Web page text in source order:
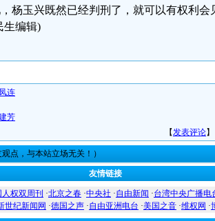
杨玉兴既然已经判刑了，就可以有权利会
生编辑)
连
芳
【发表评论
点，与本站立场无关！）
友情链接
权双周刊 ·北京之春 ·中央社 ·自由新闻 ·台湾中央广播电
世纪新闻网 ·德国之声 ·自由亚洲电台 ·美国之音 ·维权网 ·